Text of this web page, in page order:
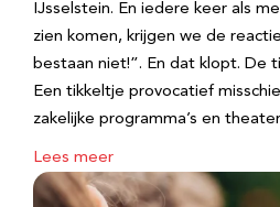
IJsselstein. En iedere keer als
zien komen, krijgen we de
bestaan niet!”. En dat klopt. De
Een tikkeltje provocatief
zakelijke programma’s en
Lees meer